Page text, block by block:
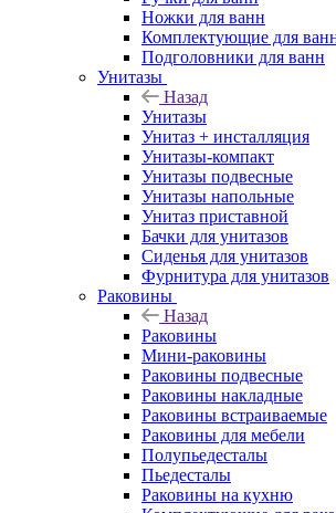
Ножки для ванн
Комплектующие для
Подголовники для ванн
Унитазы
Назад
Унитазы
Унитаз + инсталляция
Унитазы-компакт
Унитазы подвесные
Унитазы напольные
Унитаз приставной
Бачки для унитазов
Сиденья для унитазов
Фурнитура для унитазов
Раковины
Назад
Раковины
Мини-раковины
Раковины подвесные
Раковины накладные
Раковины встраиваемые
Раковины для мебели
Полупьедесталы
Пьедесталы
Раковины на кухню